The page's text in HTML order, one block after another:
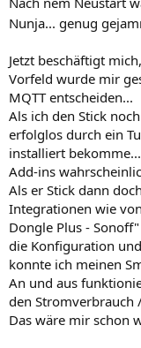
Nunja... genug
Jetzt beschäftigt
Vorfeld wurde mir
MQTT entscheiden...
Als ich den Stick
erfolglos durch ein
installiert
Add-ins
Als er Stick dann
Integrationen wie
Dongle Plus -
die Konfiguration
konnte ich meinen
An und aus
den Stromverbrauch
Das wäre mir schon